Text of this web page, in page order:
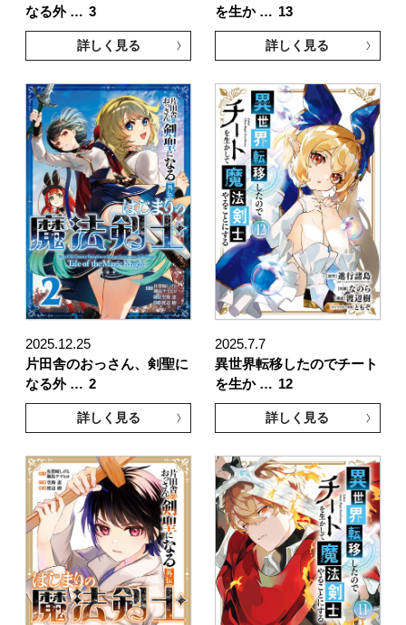
なる外 … 3
詳しく見る
を生か … 13
詳しく見る
2025.12.25
片田舎のおっさん、剣聖に
なる外 … 2
詳しく見る
2025.7.7
異世界転移したのでチート
を生か … 12
詳しく見る